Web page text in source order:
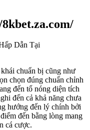
chuẩn bị cũng như
chọn đúng chuẩn chỉnh
đến tổ nóng diện tích
đến cả khả năng chưa
hướng đến lý chính bởi
đến bằng lòng mang
cá cược.